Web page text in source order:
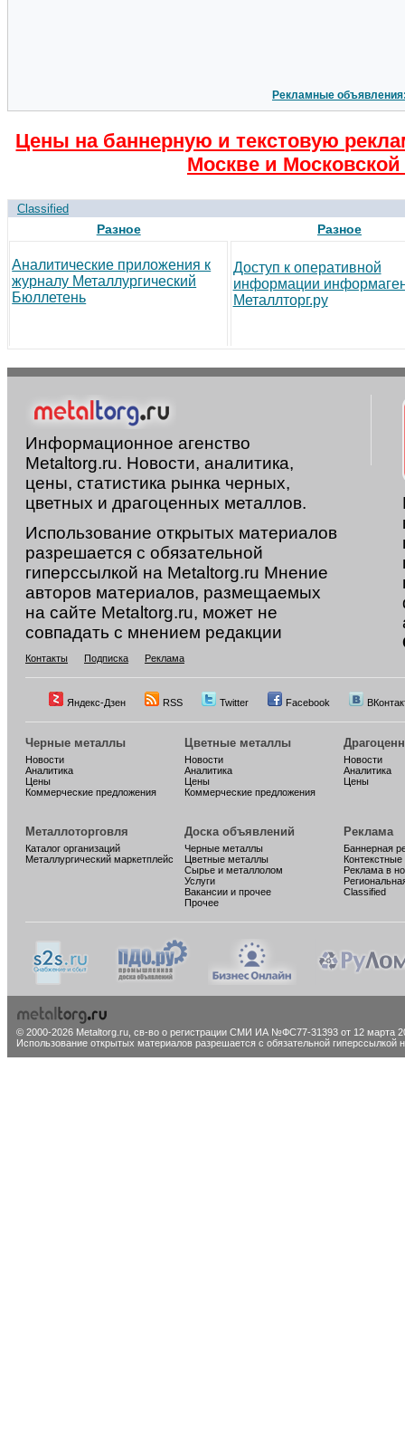
Рекламные
Цены на баннерную и текстовую
Москве и Московской
Classified
Разное
Аналитические приложения к
журналу Металлургический
Бюллетень
Разное
Доступ к оперативной
информации
Металлторг.ру
Информационное агенство
Metaltorg.ru. Новости, аналитика,
цены, статистика рынка черных,
цветных и драгоценных металлов.
Использование открытых материалов
разрешается с обязательной
гиперссылкой на Metaltorg.ru Мнение
авторов материалов, размещаемых
на сайте Metaltorg.ru, может не
совпадать с мнением редакции
Контакты Подписка Реклама
Яндекс-Дзен RSS Twitter Facebook
Черные металлы
Новости
Аналитика
Цены
Коммерческие предложения
Цветные металлы
Новости
Аналитика
Цены
Коммерческие предложения
Новости
Аналитика
Цены
Металлоторговля
Каталог организаций
Металлургический маркетплейс
Доска объявлений
Черные металлы
Цветные металлы
Сырье и металлолом
Услуги
Вакансии и прочее
Прочее
Реклама
Баннерная
Реклама в
Classified
© 2000-2026 Metaltorg.ru, св-во о регистрации СМИ ИА №ФС77-31393 от 12 марта
Использование открытых материалов разрешается с обязательной гиперссылкой